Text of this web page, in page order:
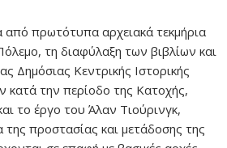
από πρωτότυπα αρχειακά τεκμήρια
τη διαφύλαξη των βιβλίων και
Δημόσιας Κεντρικής Ιστορικής
κατά την περίοδο της Κατοχής,
το έργο του Άλαν Τιούρινγκ,
της προστασίας και μετάδοσης της